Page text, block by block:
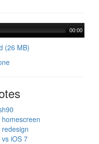
00:00
(26 MB)
homescreen
redesign
vs iOS 7